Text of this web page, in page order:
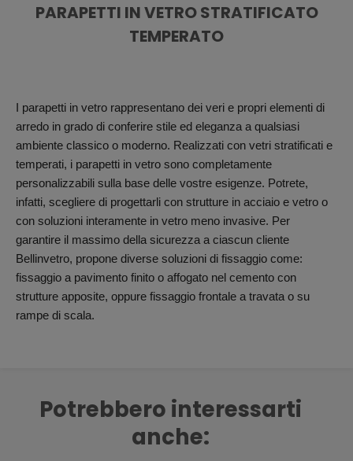
PARAPETTI IN VETRO STRATIFICATO
TEMPERATO
I parapetti in vetro rappresentano dei veri e propri elementi di
arredo in grado di conferire stile ed eleganza a qualsiasi
ambiente classico o moderno. Realizzati con vetri stratificati e
temperati, i parapetti in vetro sono completamente
personalizzabili sulla base delle vostre esigenze. Potrete,
infatti, scegliere di progettarli con strutture in acciaio e vetro o
con soluzioni interamente in vetro meno invasive. Per
garantire il massimo della sicurezza a ciascun cliente
Bellinvetro, propone diverse soluzioni di fissaggio come:
fissaggio a pavimento finito o affogato nel cemento con
strutture apposite, oppure fissaggio frontale a travata o su
rampe di scala.
Potrebbero interessarti
anche: